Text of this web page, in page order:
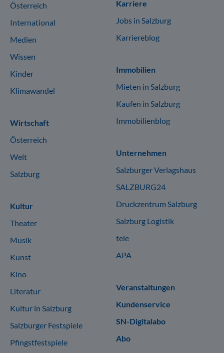
Österreich
International
Medien
Wissen
Kinder
Klimawandel
Wirtschaft
Österreich
Welt
Salzburg
Kultur
Theater
Musik
Kunst
Kino
Literatur
Kultur in Salzburg
Salzburger Festspiele
Pfingstfestspiele
Karriere
Jobs in Salzburg
Karriereblog
Immobilien
Mieten in Salzburg
Kaufen in Salzburg
Immobilienblog
Unternehmen
Salzburger Verlagshaus
SALZBURG24
Druckzentrum Salzburg
Salzburg Logistik
tele
APA
Veranstaltungen
Kundenservice
SN-Digitalabo
Abo